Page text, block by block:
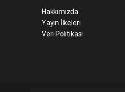
Hakkımızda
Yayın İlkeleri
Veri Politikası